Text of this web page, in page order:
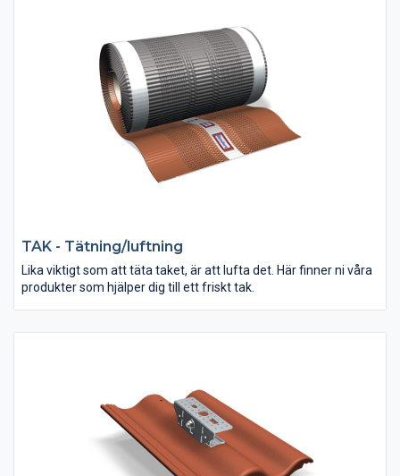
TAK - Tätning/luftning
Lika viktigt som att täta taket, är att lufta det. Här finner ni våra
produkter som hjälper dig till ett friskt tak.